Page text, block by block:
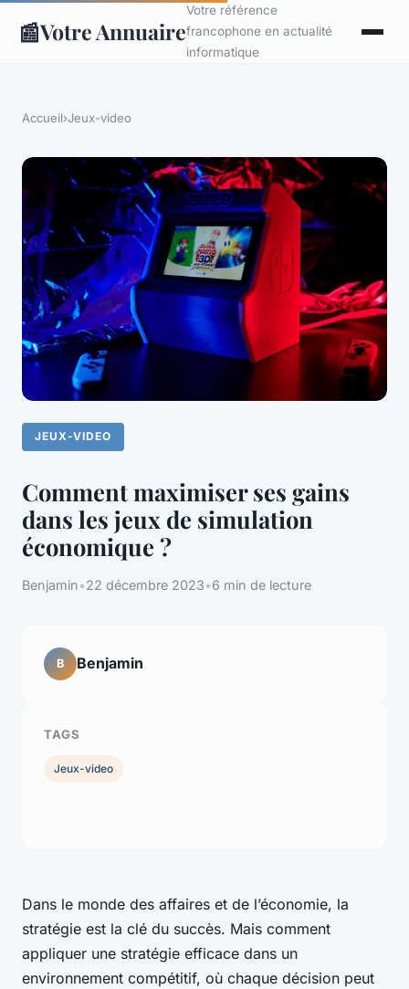
📰Votre Annuaire
Votre référence
francophone en actualité
informatique
Accueil›Jeux-video
JEUX-VIDEO
Comment maximiser ses gains
dans les jeux de simulation
économique ?
Benjamin•22 décembre 2023•6 min de lecture
Dans le monde des affaires et de l’économie, la
stratégie est la clé du succès. Mais comment
appliquer une stratégie efficace dans un
environnement compétitif, où chaque décision peut
B Benjamin
TAGS
Jeux-video